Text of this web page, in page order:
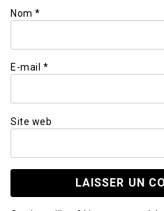
Nom *
E-mail *
Site web